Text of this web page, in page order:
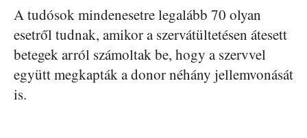
A tudósok mindenesetre legalább 70 olyan
esetről tudnak, amikor a szervátültetésen átesett
betegek arról számoltak be, hogy a szervvel
együtt megkapták a donor néhány jellemvonását
is.